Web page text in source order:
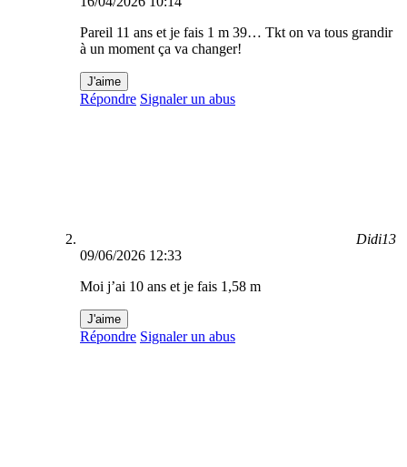
Pareil 11 ans et je fais 1 m 39… Tkt on va tous grandir
à un moment ça va changer!
J'aime
Répondre Signaler un abus
Didi13
09/06/2026 12:33
Moi j’ai 10 ans et je fais 1,58 m
J'aime
Répondre Signaler un abus